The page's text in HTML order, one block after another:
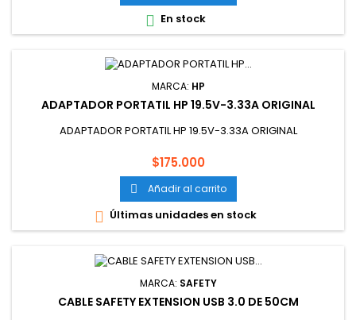
 En stock
MARCA: HP
ADAPTADOR PORTATIL HP 19.5V-3.33A ORIGINAL
ADAPTADOR PORTATIL HP 19.5V-3.33A ORIGINAL
Precio
$175.000
 Añadir al carrito
 Últimas unidades en stock
MARCA: SAFETY
CABLE SAFETY EXTENSION USB 3.0 DE 50CM